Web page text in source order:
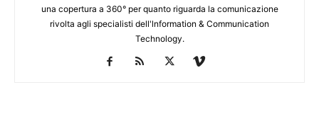
una copertura a 360° per quanto riguarda la comunicazione
rivolta agli specialisti dell'lnformation & Communication
Technology.